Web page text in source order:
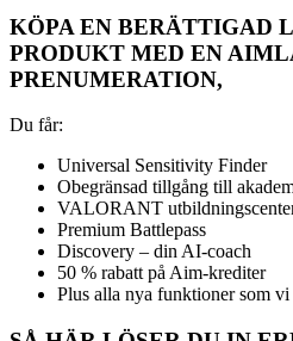
KÖPA EN BERÄTTIGAD
PRODUKT MED EN
PRENUMERATION,
Du får:
Universal Sensitivity Finder
Obegränsad tillgång till
VALORANT
Premium Battlepass
Discovery – din AI-coach
50 % rabatt på Aim-krediter
Plus alla nya funktioner som